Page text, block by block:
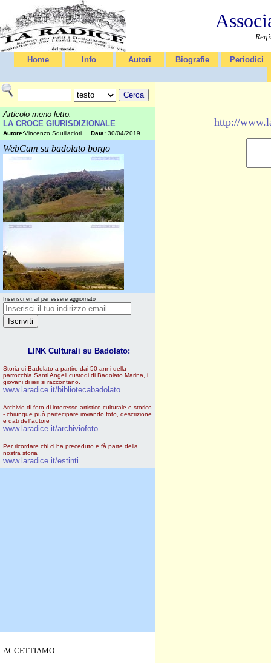
Home Info Autori Biografie Periodici
Articolo meno letto:
LA CROCE GIURISDIZIONALE
Autore:Vincenzo Squillacioti Data: 30/04/2019
WebCam su badolato borgo
Inserisci email per essere aggiornato
LINK Culturali su Badolato:
Storia di Badolato a partire dai 50 anni della
parrocchia Santi Angeli custodi di Badolato Marina, i
giovani di ieri si raccontano.
www.laradice.it/bibliotecabadolato
Archivio di foto di interesse artistico culturale e storico
- chiunque può partecipare inviando foto, descrizione
e dati dell'autore
www.laradice.it/archiviofoto
Per ricordare chi ci ha preceduto e fà parte della
nostra storia
www.laradice.it/estinti
ACCETTIAMO:
http://